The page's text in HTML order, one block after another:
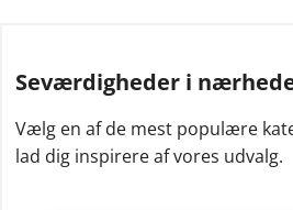
Seværdigheder i
Vælg en af de mest populære
lad dig inspirere af vores udvalg.